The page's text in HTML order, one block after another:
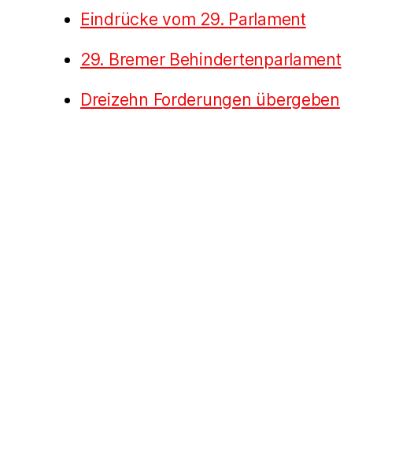
Eindrücke vom 29. Parlament
29. Bremer Behindertenparlament
Dreizehn Forderungen übergeben